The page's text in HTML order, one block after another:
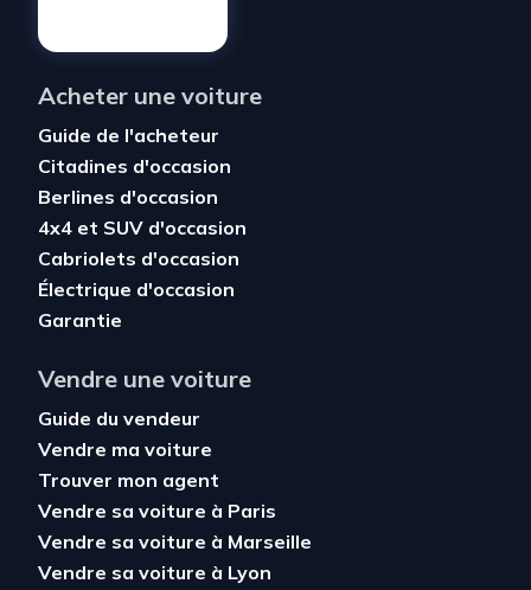
Acheter une voiture
Guide de l'acheteur
Citadines d'occasion
Berlines d'occasion
4x4 et SUV d'occasion
Cabriolets d'occasion
Électrique d'occasion
Garantie
Vendre une voiture
Guide du vendeur
Vendre ma voiture
Trouver mon agent
Vendre sa voiture à Paris
Vendre sa voiture à Marseille
Vendre sa voiture à Lyon